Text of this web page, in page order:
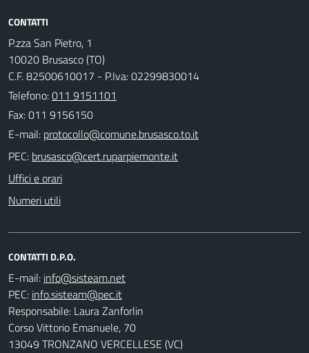
CONTATTI
P.zza San Pietro, 1
10020 Brusasco (TO)
C.F. 82500610017 - P.Iva: 02299830014
Telefono:011 9151101
Fax: 011 9156150
E-mail:
PEC:
Uffici e orari
Numeri utili
CONTATTI D.P.O.
E-mail:
PEC:
Responsabile: Laura Zanforlin
Corso Vittorio Emanuele, 70
13049 TRONZANO VERCELLESE (VC)